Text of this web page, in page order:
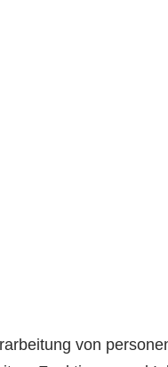
von